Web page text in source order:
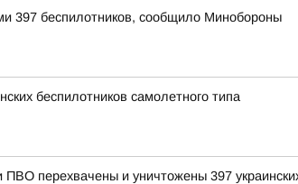
397 беспилотников, сообщило Минобороны
беспилотников самолетного типа
перехвачены и уничтожены 397